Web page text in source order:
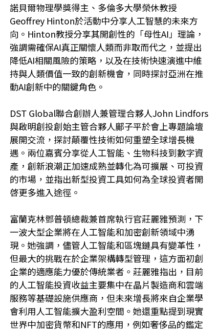
諾貝爾物理學獎得主、多倫多大學榮休教授
Geoffrey Hinton於活動中分享人工智慧的未來方
向。Hinton教授分享其開創性的「母性AI」理論，
強調需確保AI真正關懷人類而非取而代之，並提出
降低AI相關風險的策略，以及在技術快速演進中維
持與人類價值一致的創新機會，同時探討亞洲在推
動AI創新中的關鍵角色。
DST Global聯合創辦人兼管理合夥人John Lindfors
與啟明創投創始主管合夥人鄺子平於會上專題論壇
展開交流，探討顛覆性技術如何重塑全球增長機
遇。兩位嘉賓分享從人工智能、生物科技到數字資
產，創新浪潮正加速成熟並轉化為可擴展、可投資
的市場，並指出新型投資工具如何為全球投資者開
啓更多進入途徑。
富蘭克林鄧普頓總裁兼首席執行官莊麗雅預測，下
一波大型企業將在人工智能和加密創新領域中湧
現。她強調，儘管人工智能和區塊鏈具有變革性，
但最大的挑戰在於企業架構轉型管理，這方面初創
企業的適應能力優於傳統業者。莊麗雅指出，目前
的人工智能投資收益主要集中在晶片製造商和雲端
服務等基礎設施供應商，但未來增長將來自企業學
會利用人工智能擴大盈利空間。她還重點提到現實
世界中加密貨幣和NFT的應用，例如奢侈品的鑑定